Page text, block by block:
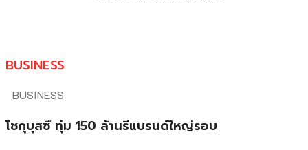
BUSINESS
BUSINESS
โชกุบุสซึ ทุ่ม 150 ล้านรีแบรนด์ใหญ่รอบ